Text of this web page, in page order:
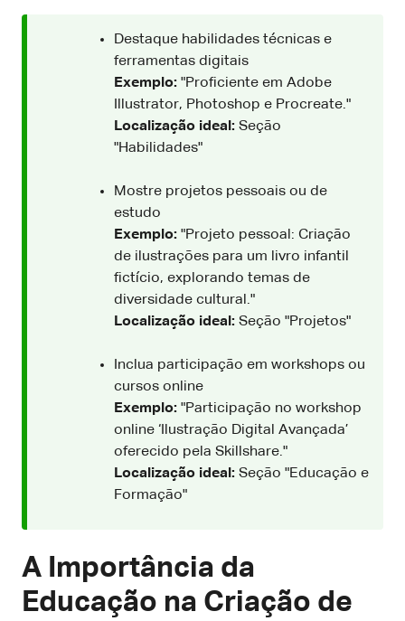
Destaque habilidades técnicas e
ferramentas digitais
Exemplo: "Proficiente em Adobe
Illustrator, Photoshop e Procreate."
Localização ideal: Seção
"Habilidades"
Mostre projetos pessoais ou de
estudo
Exemplo: "Projeto pessoal: Criação
de ilustrações para um livro infantil
fictício, explorando temas de
diversidade cultural."
Localização ideal: Seção "Projetos"
Inclua participação em workshops ou
cursos online
Exemplo: "Participação no workshop
online ‘Ilustração Digital Avançada’
oferecido pela Skillshare."
Localização ideal: Seção "Educação e
Formação"
A Importância da
Educação na Criação de